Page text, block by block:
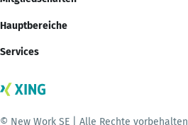
Hauptbereiche
Services
© New Work SE | Alle Rechte vorbehalten